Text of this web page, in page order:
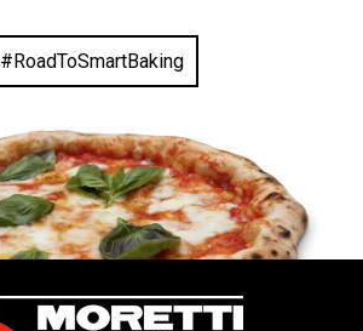
#RoadToSmartBaking